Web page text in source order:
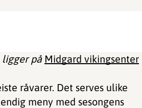
ligger på Midgard vikingsenter
råvarer. Det serves ulike
meny med sesongens